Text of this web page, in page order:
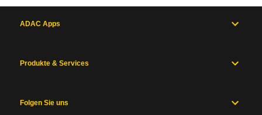
ADAC Apps
Produkte & Services
Folgen Sie uns